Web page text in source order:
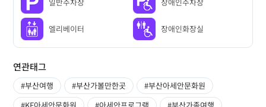
엘리베이터 장애인화장실
연관태그
#부산여행 #부산가볼만한곳
#부산아세안문화원